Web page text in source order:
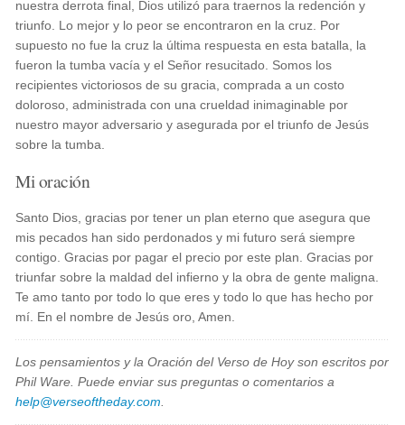
nuestra derrota final, Dios utilizó para traernos la redención y
triunfo. Lo mejor y lo peor se encontraron en la cruz. Por
supuesto no fue la cruz la última respuesta en esta batalla, la
fueron la tumba vacía y el Señor resucitado. Somos los
recipientes victoriosos de su gracia, comprada a un costo
doloroso, administrada con una crueldad inimaginable por
nuestro mayor adversario y asegurada por el triunfo de Jesús
sobre la tumba.
Mi oración
Santo Dios, gracias por tener un plan eterno que asegura que
mis pecados han sido perdonados y mi futuro será siempre
contigo. Gracias por pagar el precio por este plan. Gracias por
triunfar sobre la maldad del infierno y la obra de gente maligna.
Te amo tanto por todo lo que eres y todo lo que has hecho por
mí. En el nombre de Jesús oro, Amen.
Los pensamientos y la Oración del Verso de Hoy son escritos por
Phil Ware. Puede enviar sus preguntas o comentarios a
help@verseoftheday.com